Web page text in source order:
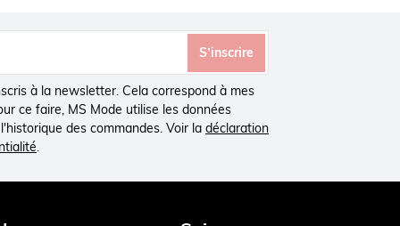
S’inscrire
à la newsletter. Cela correspond à mes
ce faire, MS Mode utilise les données
des commandes. Voir la déclaration
.